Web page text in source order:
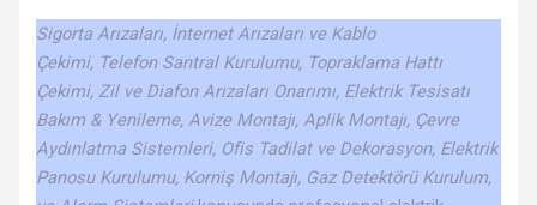
Sigorta Arızaları, İnternet Arızaları ve Kablo
Çekimi, Telefon Santral Kurulumu, Topraklama Hattı
Çekimi, Zil ve Diafon Arızaları Onarımı, Elektrik Tesisatı
Bakım & Yenileme, Avize Montajı, Aplik Montajı, Çevre
Aydınlatma Sistemleri, Ofis Tadilat ve Dekorasyon, Elektrik
Panosu Kurulumu, Korniş Montajı, Gaz Detektörü Kurulum,